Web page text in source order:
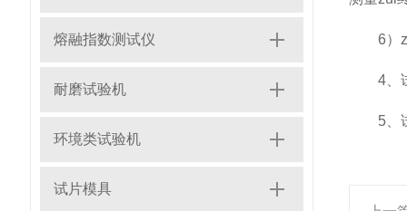
熔融指数测试仪
耐磨试验机
环境类试验机
试片模具
6）zui
4、试
5、试